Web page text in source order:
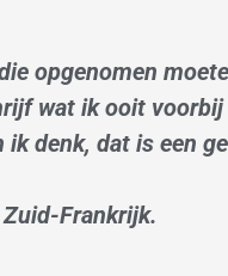
opgenomen
wat ik ooit
denk, dat is een
Frankrijk.